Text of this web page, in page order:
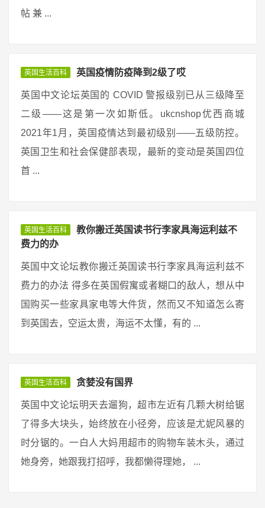
帖 兼 ...
英国生活百科 英国疫情防疫降到2级了哎
英国中文论坛英国的 COVID 警报级别已从三级降至
二级——这是第一次如斯低。ukcnshop优西商城
2021年1月，英国疫情达到最初级别——五级防控。
英国卫生和社会保健部表现，最新的变动是英国四位
首 ...
英国生活百科
教你搬迁英国读书行李家具海运利兹不
费力的办
英国中文论坛教你搬迁英国读书行李家具海运利兹不
费力的办法 得多在英国假寓或者糊口的敌人，想从中
国购买一些家具家电等大件货，然而又不知道怎么寄
到英国去，空运太贵，海运不太懂，有的 ...
英国生活百科 贪婪没有国界
英国中文论坛明天去遛狗，超市左近有几颗大树给锯
了得多大块头，始终放在小径旁，应该是尤妮风暴的
时分锯的。一白人大妈用超市的购物车装木头，通过
她身旁，她跟我打招呼，我都懒得理她， ...